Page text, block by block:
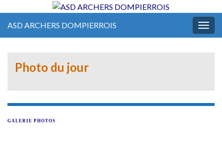
ASD ARCHERS DOMPIERROIS
Photo du jour
GALERIE PHOTOS